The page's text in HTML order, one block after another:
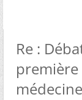
Re :